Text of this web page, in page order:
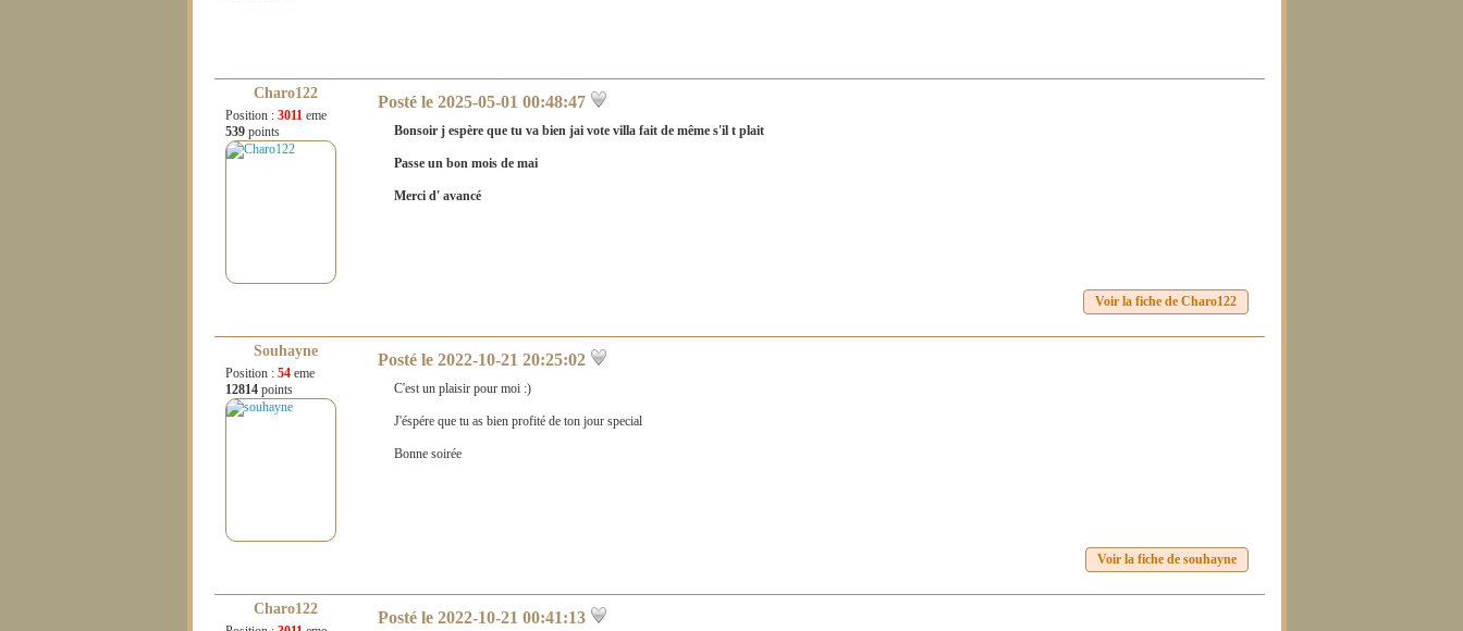
Charo122
Position : 3011 eme
539 points
Posté le 2025-05-01 00:48:47
Bonsoir j espère que tu va bien jai vote villa fait de même s'il t plait
Passe un bon mois de mai
Merci d' avancé
Voir la fiche de Charo122
Souhayne
Position : 54 eme
12814 points
Posté le 2022-10-21 20:25:02
C'est un plaisir pour moi :)
J'éspére que tu as bien profité de ton jour special
Bonne soirée
Voir la fiche de souhayne
Charo122 Posté le 2022-10-21 00:41:13